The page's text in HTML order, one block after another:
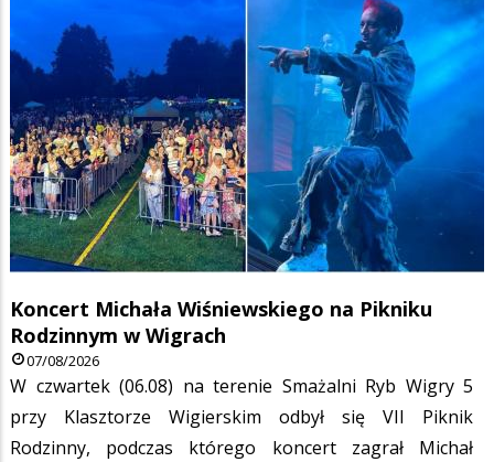
Koncert Michała Wiśniewskiego na Pikniku
Rodzinnym w Wigrach
07/08/2026
W czwartek (06.08) na terenie Smażalni Ryb Wigry 5
przy Klasztorze Wigierskim odbył się VII Piknik
Rodzinny, podczas którego koncert zagrał Michał